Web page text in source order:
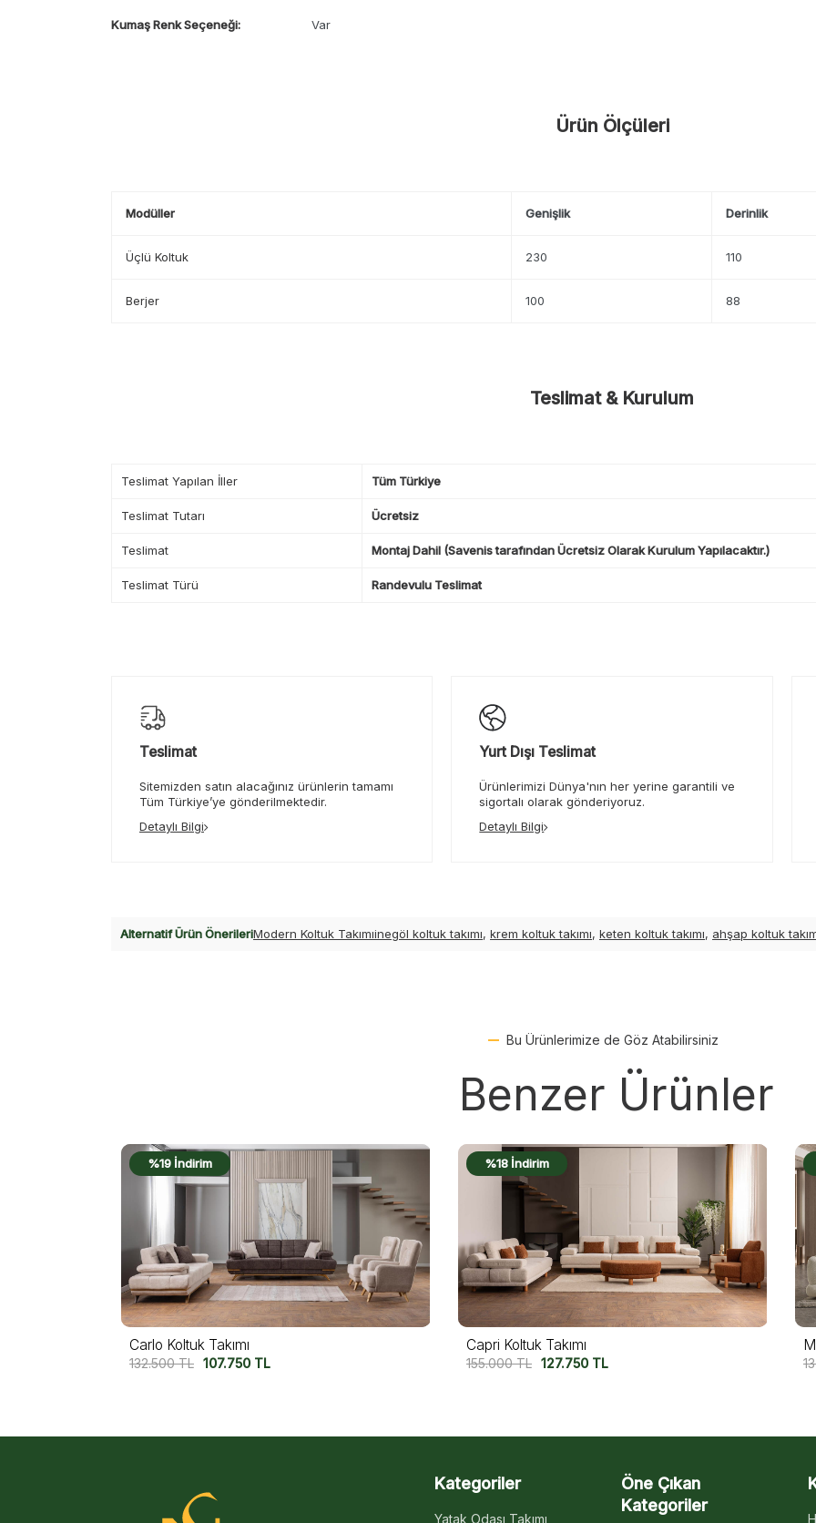
Kumaş Renk Seçeneği: Var
Ürün Ölçüleri
Modüller Genişlik Derinlik
Üçlü Koltuk 230 110
Berjer 100 88
Teslimat & Kurulum
Teslimat Yapılan İller Tüm Türkiye
Teslimat Tutarı Ücretsiz
Teslimat Montaj Dahil (Savenis tarafından Ücretsiz Olarak Kurulum Yapılacaktır.)
Teslimat Türü Randevulu Teslimat
Teslimat
Sitemizden satın alacağınız ürünlerin tamamı
Tüm Türkiye’ye gönderilmektedir.
Detaylı Bilgi
Yurt Dışı Teslimat
Ürünlerimizi Dünya'nın her yerine garantili ve
sigortalı olarak gönderiyoruz.
Detaylı Bilgi
Alternatif Ürün ÖnerileriModern Koltuk Takımıinegöl koltuk takımı, krem koltuk takımı, keten koltuk takımı, ahşap koltuk
Bu Ürünlerimize de Göz Atabilirsiniz
Benzer Ürünler
%18 İndirim
Capri Koltuk Takımı
155.000TL 127.750 TL
%18 İndirim
Miura Koltuk Takımı
137.500TL 112.500TL
Kategoriler
Yatak Odası Takımı
Öne Çıkan
Kategoriler